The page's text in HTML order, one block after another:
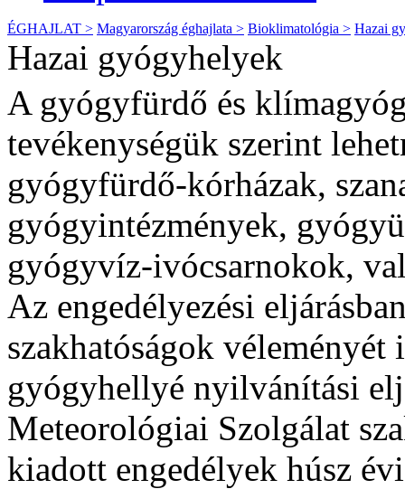
ÉGHAJLAT > Magyarország éghajlata > Bioklimatológia > Hazai
Hazai gyógyhelyek
A gyógyfürdő és
tevékenységük szerint
gyógyfürdő-kórházak,
gyógyintézmények,
gyógyvíz-ivócsarnokok,
Az engedélyezési
szakhatóságok
gyógyhellyé nyilvánítási
Meteorológiai Szolgálat
kiadott engedélyek húsz